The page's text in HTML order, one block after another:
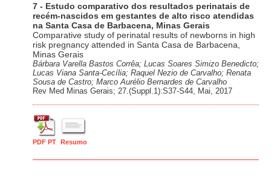
7 - Estudo comparativo dos resultados perinatais de
recém-nascidos em gestantes de alto risco atendidas
na Santa Casa de Barbacena, Minas Gerais
Comparative study of perinatal results of newborns in high
risk pregnancy attended in Santa Casa de Barbacena,
Minas Gerais
Bárbara Varella Bastos Corrêa; Lucas Soares Simizo Benedicto;
Lucas Viana Santa-Cecília; Raquel Nezio de Carvalho; Renata
Sousa de Castro; Marco Aurélio Bernardes de Carvalho
Rev Med Minas Gerais; 27.(Suppl.1):S37-S44, Mai, 2017
PDF PT Resumo